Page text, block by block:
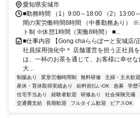
愛知県安城市
■勤務時間 （1）9:00～18:00 （2）13:00
間の実労働時間8時間 （中番勤務あり）
ト制 ※休憩1時間（実働8時間） ■...
■仕事内容 【Gong chaららぽーと安城店/
社員採用強化中＊ 店舗運営を担う正社員
は、一杯のお茶を通じて、お客様に幸せ
大...
制服あり 変形労働時間制 無料研修 主婦・主夫歓迎
産休・育休取得実績あり
給料前払いOK 急募 学歴
住宅手当あり
経験者歓迎 研修あり 社会保険完備
交通費支給
長期歓迎 フルタイム歓迎 ピアスOK